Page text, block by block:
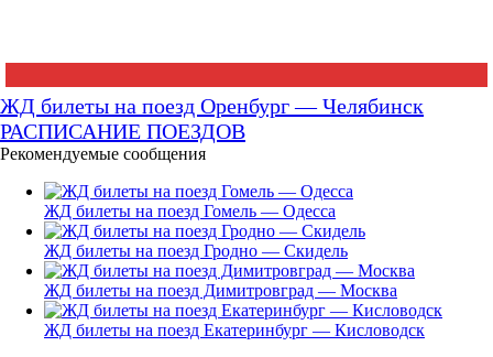
ЖД билеты на поезд Оренбург — Челябинск
РАСПИСАНИЕ ПОЕЗДОВ
Рекомендуемые сообщения
ЖД билеты на поезд Гомель — Одесса
ЖД билеты на поезд Гродно — Скидель
ЖД билеты на поезд Димитровград — Москва
ЖД билеты на поезд Екатеринбург — Кисловодск